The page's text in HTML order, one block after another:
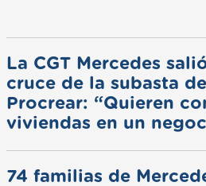
La CGT Mercedes
cruce de la subasta
Procrear: “Quieren
viviendas en un
74 familias de